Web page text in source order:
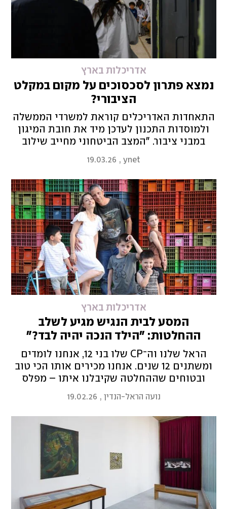
אדריכלות בארץ
נמצא פתרון לסכסוכים על מקום במקלט
הציבורי?
התאחדות האדריכלים קוראת למשרדי הממשלה
ולמוסדות התכנון לעדכן מיד את חובת המיגון
במבני ציבור. "המצב הביטחוני מחייב שילוב
מקלטים שכונתיים גדולים בכל מבנה ציבור חדש
כך שישרתו גם את תושבי האזור ולא רק את
השוהים במבנה", מסבירה היו"ר
ynet
,
19.03.26
אדריכלות בארץ
המסע לבית הנגיש מגיע לשלב
ההחלטות: "הילד הנכה יהיה לבד?"
הראל שלנו וה־CP שלו בני 12, אנחנו לומדים
ומשתנים 12 שנים. אנחנו מכירים אותו הכי טוב
ובטוחים שההחלטה שקיבלנו איתו – מפלס
עבורו בנפרד משלושת אחיו - היא הטובה ביותר
עבורו
נועה הראל-הנדין ,
19.02.26